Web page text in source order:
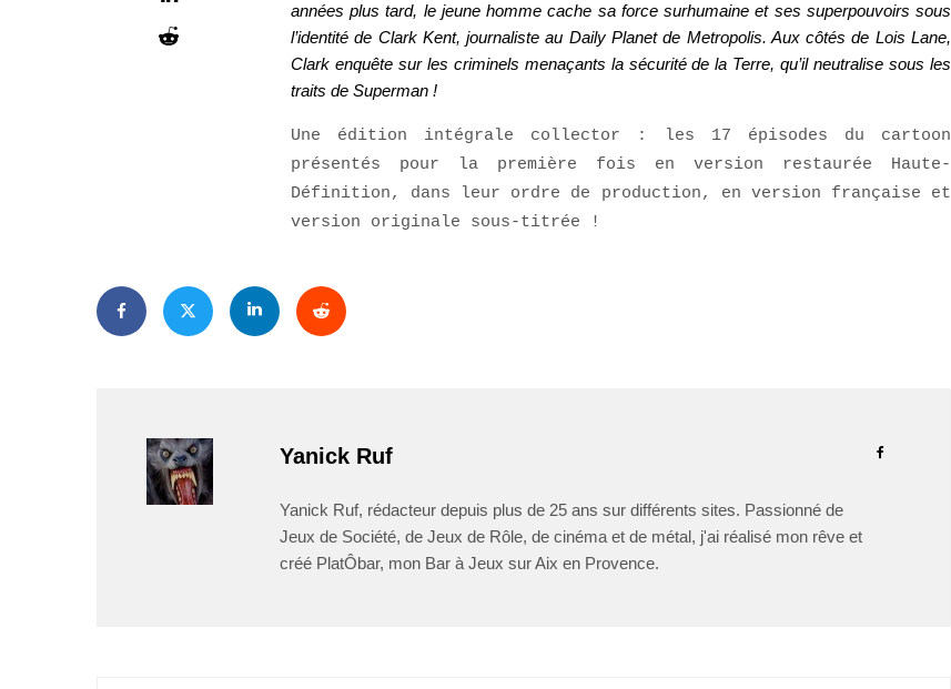
années plus tard, le jeune homme cache sa force surhumaine et ses superpouvoirs sous
l’identité de Clark Kent, journaliste au Daily Planet de Metropolis. Aux côtés de Lois Lane,
Clark enquête sur les criminels menaçants la sécurité de la Terre, qu’il neutralise sous les
traits de Superman !
Une édition intégrale collector : les 17 épisodes du cartoon
présentés pour la première fois en version restaurée Haute-
Définition, dans leur ordre de production, en version française et
version originale sous-titrée !
Yanick Ruf
Yanick Ruf, rédacteur depuis plus de 25 ans sur différents sites. Passionné de
Jeux de Société, de Jeux de Rôle, de cinéma et de métal, j'ai réalisé mon rêve et
créé PlatÔbar, mon Bar à Jeux sur Aix en Provence.